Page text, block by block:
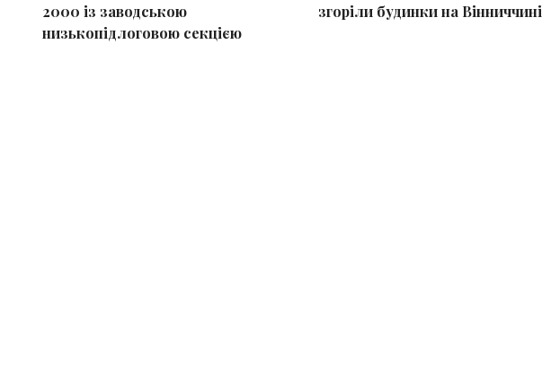
2000 із заводською
низькопідлоговою секцією
згоріли будинки на Вінниччині